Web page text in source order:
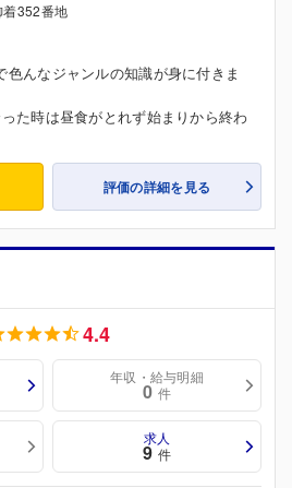
着352番地
んなジャンルの知識が身に付きま
た時は昼食がとれず始まりから終わ
評価の詳細を見る
4.4
年収・給与明細
0 件
求人
9 件